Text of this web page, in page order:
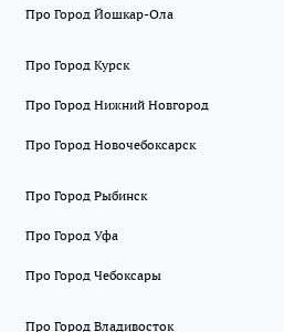
Про Город Йошкар-Ола
Про Город Курск
Про Город Нижний Новгород
Про Город Новочебоксарск
Про Город Рыбинск
Про Город Уфа
Про Город Чебоксары
Про Город Владивосток